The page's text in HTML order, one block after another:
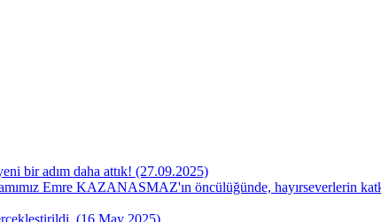
bir adım daha attık! (27.09.2025)
Emre KAZANASMAZ'ın öncülüğünde, hayırseverlerin
(16 May 2025)